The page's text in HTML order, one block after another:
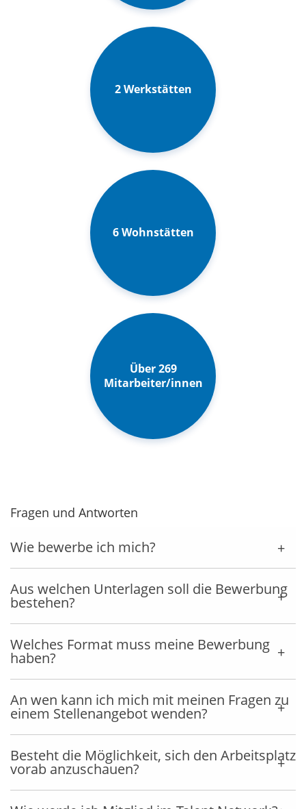
2 Werkstätten
6 Wohnstätten
Über 270
Mitarbeiter/innen
Fragen und Antworten
Wie bewerbe ich mich?
Aus welchen Unterlagen soll die Bewerbung
bestehen?
Welches Format muss meine Bewerbung
haben?
An wen kann ich mich mit meinen Fragen zu
einem Stellenangebot wenden?
Besteht die Möglichkeit, sich den Arbeitsplatz
vorab anzuschauen?